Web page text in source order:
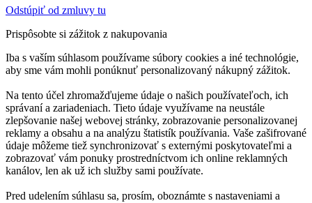
Odstúpiť od zmluvy tu
Prispôsobte si zážitok z nakupovania
Iba s vaším súhlasom používame súbory cookies a iné technológie,
aby sme vám mohli ponúknuť personalizovaný nákupný zážitok.
Na tento účel zhromažďujeme údaje o našich používateľoch, ich
správaní a zariadeniach. Tieto údaje využívame na neustále
zlepšovanie našej webovej stránky, zobrazovanie personalizovanej
reklamy a obsahu a na analýzu štatistík používania. Vaše zašifrované
údaje môžeme tiež synchronizovať s externými poskytovateľmi a
zobrazovať vám ponuky prostredníctvom ich online reklamných
kanálov, len ak už ich služby sami používate.
Pred udelením súhlasu sa, prosím, oboznámte s nastaveniami a